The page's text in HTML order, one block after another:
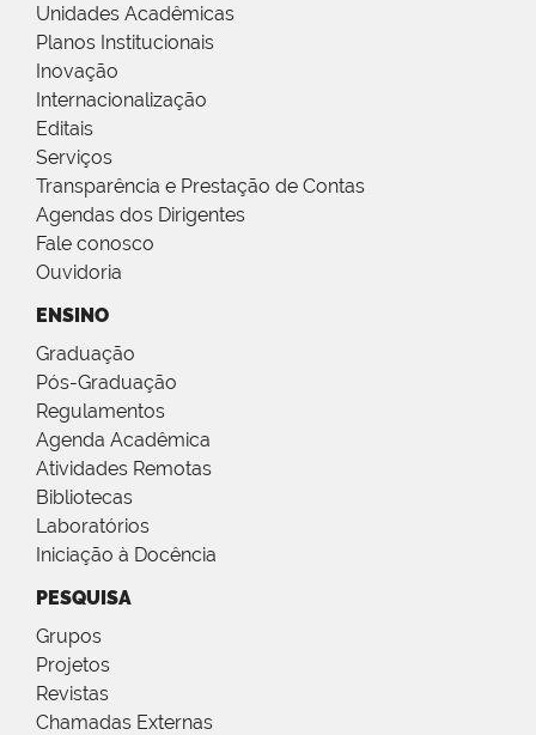
Unidades Acadêmicas
Planos Institucionais
Inovação
Internacionalização
Editais
Serviços
Transparência e Prestação de Contas
Agendas dos Dirigentes
Fale conosco
Ouvidoria
ENSINO
Graduação
Pós-Graduação
Regulamentos
Agenda Acadêmica
Atividades Remotas
Bibliotecas
Laboratórios
Iniciação à Docência
PESQUISA
Grupos
Projetos
Revistas
Chamadas Externas